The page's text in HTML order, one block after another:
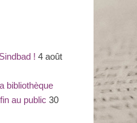
! 4 août
bibliothèque
au public 30